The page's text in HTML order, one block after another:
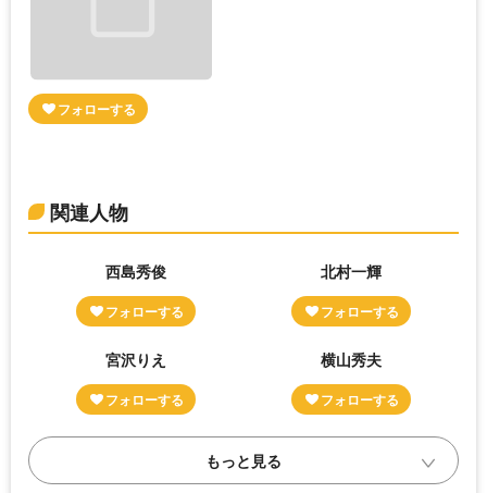
関連人物
西島秀俊 北村一輝
宮沢りえ 横山秀夫